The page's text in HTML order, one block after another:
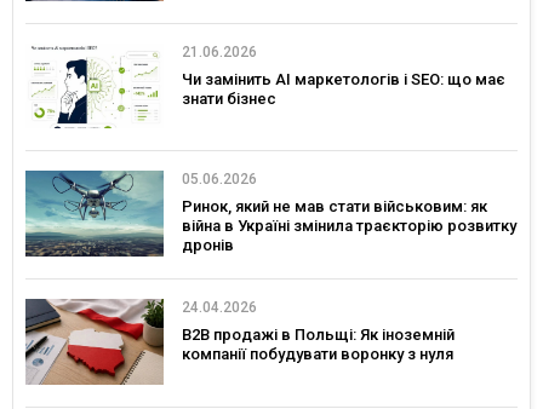
21.06.2026
Чи замінить AI маркетологів і SEO: що має
знати бізнес
05.06.2026
Ринок, який не мав стати військовим: як
війна в Україні змінила траєкторію розвитку
дронів
24.04.2026
B2B продажі в Польщі: Як іноземній
компанії побудувати воронку з нуля